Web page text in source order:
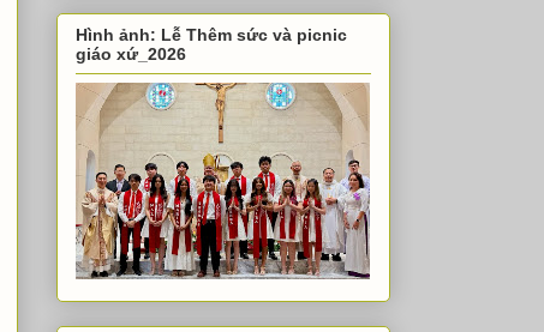
Hình ảnh: Lễ Thêm sức và picnic
giáo xứ_2026